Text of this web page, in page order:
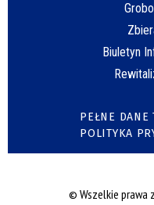
Biuletyn
PEŁNE DANE
POLITYKA
© Wszelkie prawa